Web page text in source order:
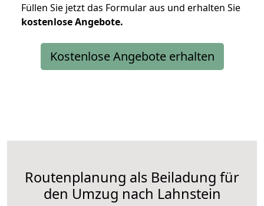
Füllen Sie jetzt das Formular aus und erhalten Sie
kostenloseAngebote.
Kostenlose Angebote erhalten
Routenplanung als Beiladung für
den Umzug nach Lahnstein